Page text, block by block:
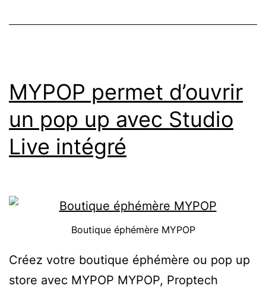
MYPOP permet d’ouvrir
un pop up avec Studio
Live intégré
Boutique éphémère MYPOP
Créez votre boutique éphémère ou pop up
store avec MYPOP MYPOP, Proptech